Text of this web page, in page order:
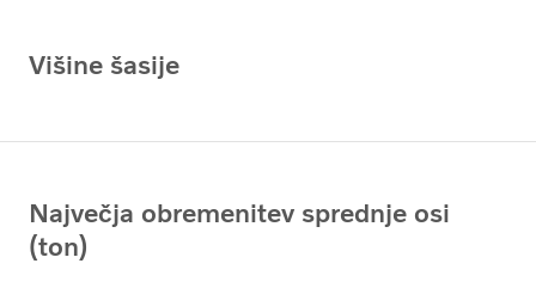
Višine šasije
Največja obremenitev sprednje osi
(ton)